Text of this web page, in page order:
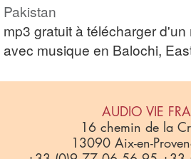
Pakistan
mp3 gratuit à télécharger
avec musique en Balochi,
AUDIO VIE
16 chemin de la
13090 Aix-en-